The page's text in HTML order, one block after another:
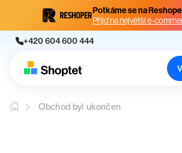
Potkáme se na
Přijď na největší e-
+420 604 600 444
Obchod byl ukončen